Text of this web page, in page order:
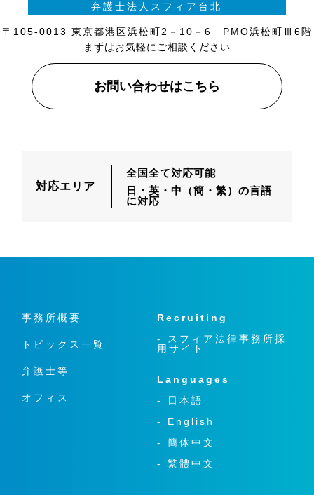
弁護士法人スフィア台北
〒105-0013 東京都港区浜松町2－10－6 PMO浜松町Ⅲ6階
まずはお気軽にご相談ください
お問い合わせはこちら
対応エリア
全国全て対応可能
日・英・中（簡・繁）の言語
に対応
事務所概要
トピックス一覧
弁護士等
オフィス
Recruiting
- スフィア法律事務所採
用サイト
Languages
- 日本語
- English
- 簡体中文
- 繁體中文